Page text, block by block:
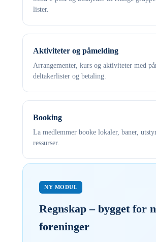
lister.
Aktiviteter og påmelding
Arrangementer, kurs og aktiviteter med
deltakerlister og betaling.
Booking
La medlemmer booke lokaler, baner,
ressurser.
NY MODUL
Regnskap – bygget for
foreninger